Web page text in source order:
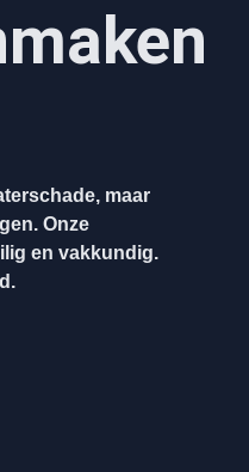
maar
Onze
en vakkundig.